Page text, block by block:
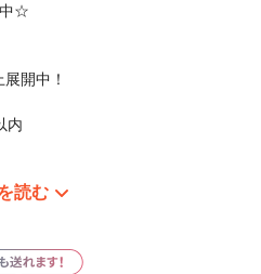
中☆
開中！
内
OKです。
にAgu.は展開中です。
読む